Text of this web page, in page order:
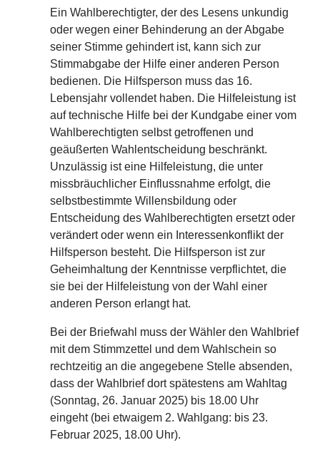
Ein Wahlberechtigter, der des Lesens unkundig
oder wegen einer Behinderung an der Abgabe
seiner Stimme gehindert ist, kann sich zur
Stimmabgabe der Hilfe einer anderen Person
bedienen. Die Hilfsperson muss das 16.
Lebensjahr vollendet haben. Die Hilfeleistung ist
auf technische Hilfe bei der Kundgabe einer vom
Wahlberechtigten selbst getroffenen und
geäußerten Wahlentscheidung beschränkt.
Unzulässig ist eine Hilfeleistung, die unter
missbräuchlicher Einflussnahme erfolgt, die
selbstbestimmte Willensbildung oder
Entscheidung des Wahlberechtigten ersetzt oder
verändert oder wenn ein Interessenkonflikt der
Hilfsperson besteht. Die Hilfsperson ist zur
Geheimhaltung der Kenntnisse verpflichtet, die
sie bei der Hilfeleistung von der Wahl einer
anderen Person erlangt hat.
Bei der Briefwahl muss der Wähler den Wahlbrief
mit dem Stimmzettel und dem Wahlschein so
rechtzeitig an die angegebene Stelle absenden,
dass der Wahlbrief dort spätestens am Wahltag
(Sonntag, 26. Januar 2025) bis 18.00 Uhr
eingeht (bei etwaigem 2. Wahlgang: bis 23.
Februar 2025, 18.00 Uhr).